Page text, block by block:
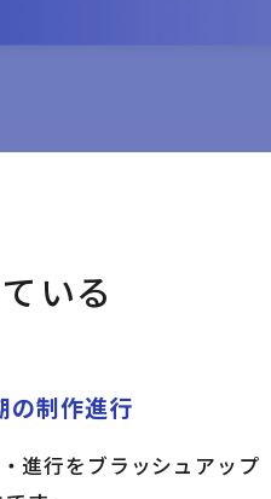
いる
の制作進行
進行をブラッシュアップ